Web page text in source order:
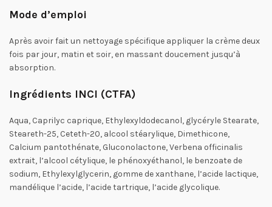
Mode d’emploi
Après avoir fait un nettoyage spécifique appliquer la crème deux
fois par jour, matin et soir, en massant doucement jusqu’à
absorption.
Ingrédients INCI (CTFA)
Aqua, Caprilyc caprique, Ethylexyldodecanol, glycéryle Stearate,
Steareth-25, Ceteth-20, alcool stéarylique, Dimethicone,
Calcium pantothénate, Gluconolactone, Verbena officinalis
extrait, l’alcool cétylique, le phénoxyéthanol, le benzoate de
sodium, Ethylexylglycerin, gomme de xanthane, l’acide lactique,
mandélique l’acide, l’acide tartrique, l’acide glycolique.